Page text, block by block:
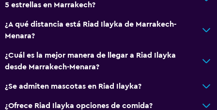
5 estrellas en Marrakech?
¿A qué distancia está Riad Ilayka de Marrakech-
Menara?
¿Cuál es la mejor manera de llegar a Riad Ilayka
desde Marrakech-Menara?
¿Se admiten mascotas en Riad Ilayka?
¿Ofrece Riad Ilayka opciones de comida?